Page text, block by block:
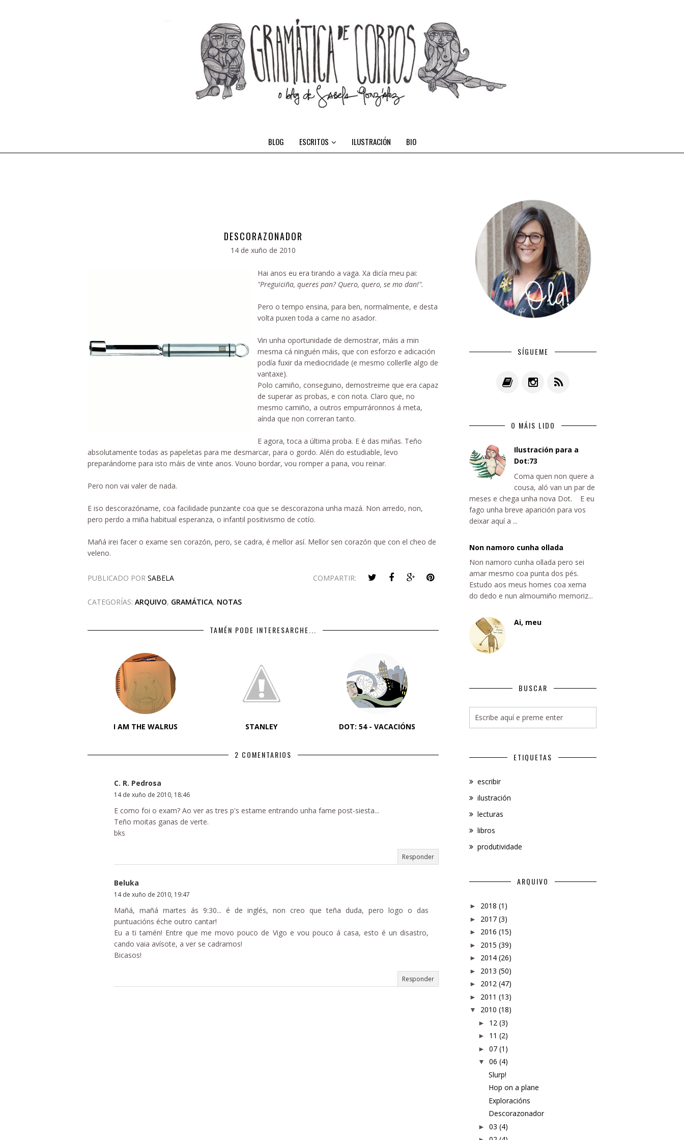
BLOG ESCRITOS ILUSTRACIÓN BIO
DESCORAZONADOR
14 de xuño de 2010
Hai anos eu era tirando a vaga. Xa dicía meu pai:
"Preguiciña, queres pan? Quero, quero, se mo dan!".
Pero o tempo ensina, para ben, normalmente, e desta
volta puxen toda a carne no asador.
Vin unha oportunidade de demostrar, máis a min
mesma cá ninguén máis, que con esforzo e adicación
podía fuxir da mediocridade (e mesmo collerlle algo de
vantaxe).
Polo camiño, conseguino, demostreime que era capaz
de superar as probas, e con nota. Claro que, no
mesmo camiño, a outros empurráronnos á meta,
aínda que non correran tanto.
E agora, toca a última proba. E é das miñas. Teño
absolutamente todas as papeletas para me desmarcar, para o gordo. Alén do estudiable, levo
preparándome para isto máis de vinte anos. Vouno bordar, vou romper a pana, vou reinar.
Pero non vai valer de nada.
E iso descorazóname, coa facilidade punzante coa que se descorazona unha mazá. Non arredo, non,
pero perdo a miña habitual esperanza, o infantil positivismo de cotío.
Mañá irei facer o exame sen corazón, pero, se cadra, é mellor así. Mellor sen corazón que con el cheo de
veleno.
PUBLICADO POR SABELA COMPARTIR:
CATEGORÍAS: ARQUIVO, GRAMÁTICA, NOTAS
TAMÉN PODE INTERESARCHE...
I AM THE WALRUS STANLEY DOT: 54 - VACACIÓNS
2 COMENTARIOS
C. R. Pedrosa
14 de xuño de 2010, 18:46
E como foi o exam? Ao ver as tres p's estame entrando unha fame post-siesta...
Teño moitas ganas de verte.
bks
Responder
Beluka
14 de xuño de 2010, 19:47
Mañá, mañá martes ás 9:30... é de inglés, non creo que teña duda, pero logo o das
puntuacións éche outro cantar!
Eu a ti tamén! Entre que me movo pouco de Vigo e vou pouco á casa, esto é un disastro,
cando vaia avísote, a ver se cadramos!
Bicasos!
Responder
SÍGUEME
O MÁIS LIDO
Ilustración para a
Dot:73
Coma quen non quere a
cousa, aló van un par de
meses e chega unha nova Dot. E eu
fago unha breve aparición para vos
deixar aquí a ...
Non namoro cunha ollada
Non namoro cunha ollada pero sei
amar mesmo coa punta dos pés.
Estudo aos meus homes coa xema
do dedo e nun almoumiño memoriz...
Ai, meu
BUSCAR
ETIQUETAS
escribir
ilustración
lecturas
libros
produtividade
ARQUIVO
► 2018 (1)
► 2017 (3)
► 2016 (15)
► 2015 (39)
► 2014 (26)
► 2013 (50)
► 2012 (47)
► 2011 (13)
▼ 2010 (18)
► 12 (3)
► 11 (2)
► 07 (1)
▼ 06 (4)
Slurp!
Hop on a plane
Exploracións
Descorazonador
► 03 (4)